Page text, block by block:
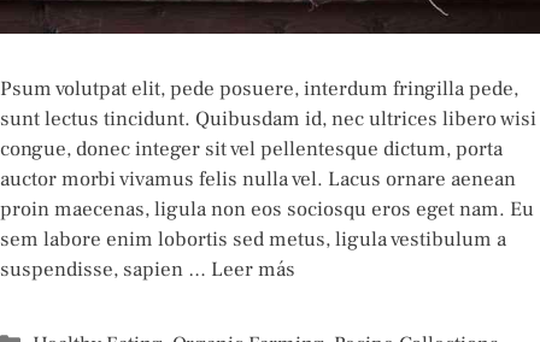
Psum volutpat elit, pede posuere, interdum fringilla pede,
sunt lectus tincidunt. Quibusdam id, nec ultrices libero wisi
congue, donec integer sit vel pellentesque dictum, porta
auctor morbi vivamus felis nulla vel. Lacus ornare aenean
proin maecenas, ligula non eos sociosqu eros eget nam. Eu
sem labore enim lobortis sed metus, ligula vestibulum a
suspendisse, sapien … Leer más